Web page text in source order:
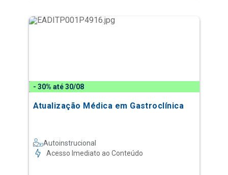
- 30% até 30/08
Atualização Médica em Gastroclínica
Autoinstrucional
Acesso Imediato ao Conteúdo